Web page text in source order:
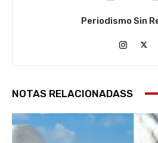
Periodismo Sin
NOTAS RELACIONADASS